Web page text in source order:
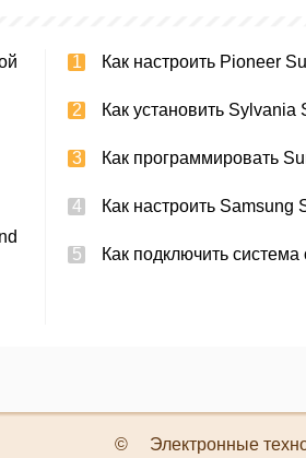
Как настроить Pioneer
Как установить Sylvania
Как программировать
Как настроить Samsung
© Электронные